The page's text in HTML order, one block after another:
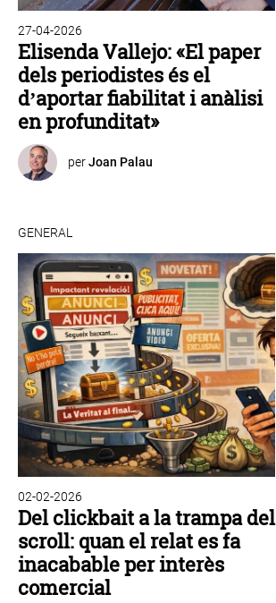
27-04-2026
Elisenda Vallejo: «El paper
dels periodistes és el
d’aportar fiabilitat i anàlisi
en profunditat»
perJoan Palau
GENERAL
02-02-2026
Del clickbait a la trampa del
scroll: quan el relat es fa
inacabable per interès
comercial